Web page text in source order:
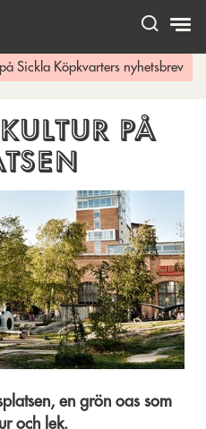
Sickla Köpkvarters nyhetsbrev
PÅ
en grön oas som
och lek.